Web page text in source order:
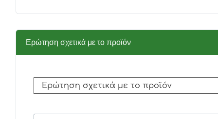
Ερώτηση σχετικά με το προϊόν